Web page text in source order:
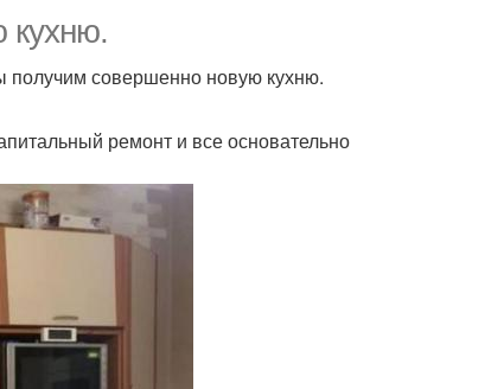
кухню.
получим совершенно новую кухню.
ремонт и все основательно